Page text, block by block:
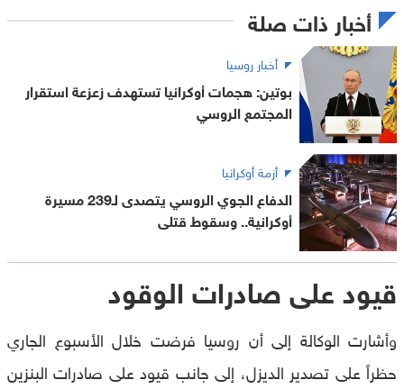
أخبار ذات صلة
أخبار روسيا
بوتين: هجمات أوكرانيا تستهدف زعزعة استقرار
المجتمع الروسي
أزمة أوكرانيا
الدفاع الجوي الروسي يتصدى لـ239 مسيرة
أوكرانية.. وسقوط قتلى
قيود على صادرات الوقود
وأشارت الوكالة إلى أن روسيا فرضت خلال الأسبوع الجاري
حظراً على تصدير الديزل، إلى جانب قيود على صادرات البنزين